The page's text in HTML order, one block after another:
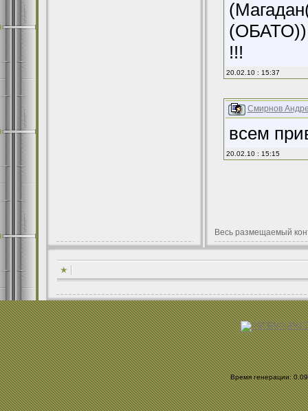
(ОБАТО))
!!!
20.02.10 : 15:37
Смирнов
всем
20.02.10 : 15:15
Весь размещаемый
Время генерации: